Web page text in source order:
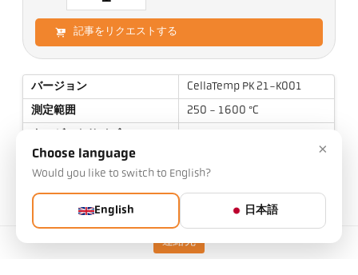
連絡先
記事をリクエストする
バージョン
CellaTemp PK 21-K001
測定範囲
250 - 1600 °C
焦点距離
測定エリアの形状
×
Choose language
Would you like to switch to English?
English 日本語